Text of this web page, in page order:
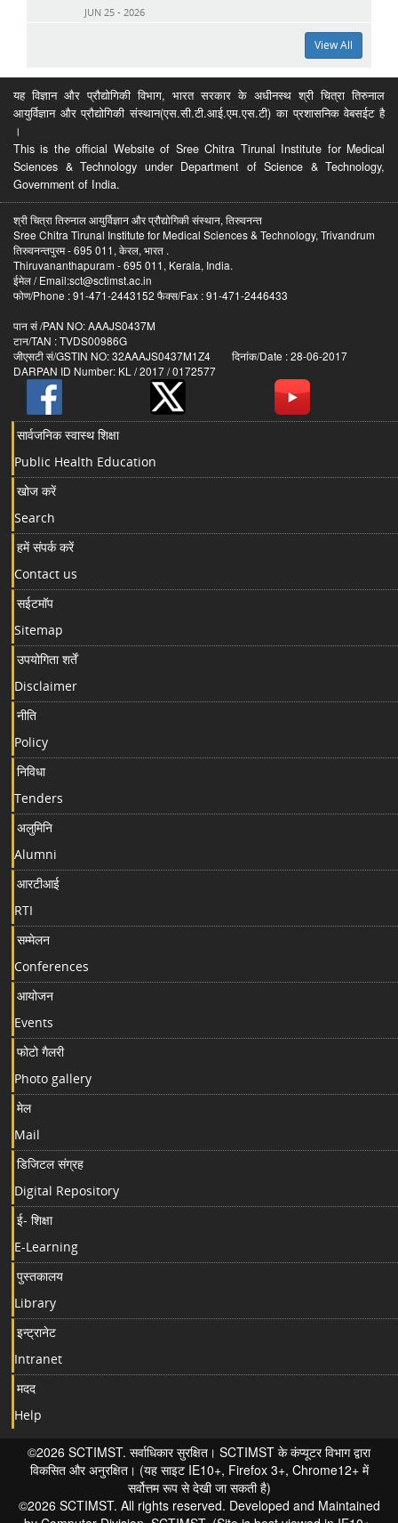
JUN 25 - 2026
View All
यह विज्ञान और प्रौद्योगिकी विभाग, भारत सरकार के अधीनस्थ श्री चित्रा तिरुनाल
आयुर्विज्ञान और प्रौद्योगिकी संस्थान(एस.सी.टी.आई.एम.एस.टी) का प्रशासनिक वेबसईट है
।
This is the official Website of Sree Chitra Tirunal Institute for Medical
Sciences & Technology under Department of Science & Technology,
Government of India.
श्री चित्रा तिरुनाल आयुर्विज्ञान और प्रौद्योगिकी संस्थान, तिरुवनन्त
Sree Chitra Tirunal Institute for Medical Sciences & Technology, Trivandrum
तिरुवनन्तपुरम - 695 011, केरल, भारत .
Thiruvananthapuram - 695 011, Kerala, India.
ईमेल / Email:sct@sctimst.ac.in
फोण/Phone : 91-471-2443152 फैक्स/Fax : 91-471-2446433
पान सं /PAN NO: AAAJS0437M
टान/TAN : TVDS00986G
जीएसटी सं/GSTIN NO: 32AAAJS0437M1Z4 दिनांक/Date : 28-06-2017
DARPAN ID Number: KL / 2017 / 0172577
सार्वजनिक स्वास्थ शिक्षा
Public Health Education
खोज करें
Search
हमें संपर्क करें
Contact us
सईटमॉप
Sitemap
उपयोगिता शर्तें
Disclaimer
नीति
Policy
निविधा
Tenders
अलुमिनि
Alumni
आरटीआई
RTI
सम्मेलन
Conferences
आयोजन
Events
फोटो गैलरी
Photo gallery
मेल
Mail
डिजिटल संग्रह
Digital Repository
ई- शिक्षा
E-Learning
पुस्तकालय
Library
इन्ट्रानेट
Intranet
मदद
Help
©2026 SCTIMST. सर्वाधिकार सुरक्षित। SCTIMST के कंप्यूटर विभाग द्वारा
विकसित और अनुरक्षित। (यह साइट IE10+, Firefox 3+, Chrome12+ में
सर्वोत्तम रूप से देखी जा सकती है)
©2026 SCTIMST. All rights reserved. Developed and Maintained